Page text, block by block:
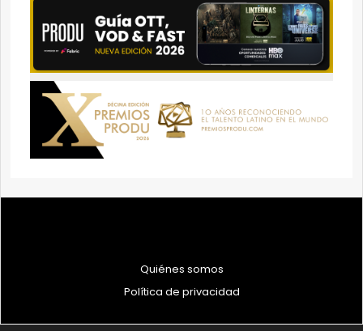
Quiénes somos
Política de privacidad